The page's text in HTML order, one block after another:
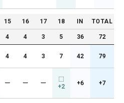
15 16 17 18 IN TOTAL
4 4 3 5 36 72
4 4 3 7 42 79
ー ー ー +2 +6 +7